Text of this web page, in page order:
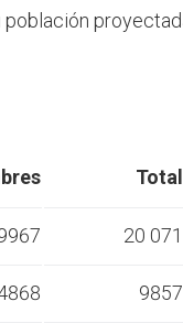
Total
20 071
9857